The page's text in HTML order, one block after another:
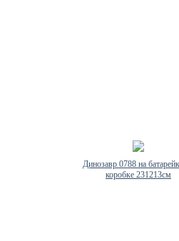
Динозавр 0788 на
коробке 231213см